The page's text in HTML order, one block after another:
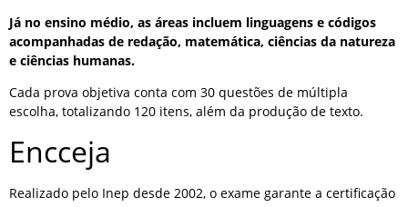
Já no ensino médio, as áreas incluem linguagens e códigos
acompanhadas de redação, matemática, ciências da natureza
e ciências humanas.
Cada prova objetiva conta com 30 questões de múltipla
escolha, totalizando 120 itens, além da produção de texto.
Encceja
Realizado pelo Inep desde 2002, o exame garante a certificação